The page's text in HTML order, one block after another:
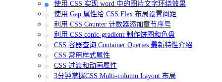
使用 CSS 实现 word 中的图片文字环绕效果
使用 Gap 属性给 CSS Flex 布局设置间距
利用 CSS Counter 计数器添加章节序号
利用 CSS conic-gradient 制作饼图和色盘
CSS 容器查询 Container Queries 最新特性介绍
CSS 常用样式属性
CSS 过渡和动画属性
3分钟掌握CSS Multi-column Layout 布局